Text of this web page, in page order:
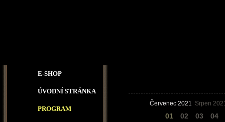
E-SHOP
ÚVODNÍ STRÁNKA
PROGRAM
Červenec 2021
01 02
Srpen
03 04